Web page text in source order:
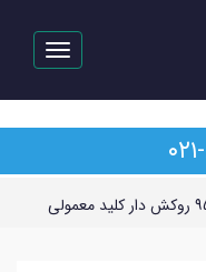
Toggle